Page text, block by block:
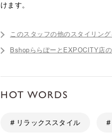
けます。
このスタッフの他のスタイリング
BshopららぽーとEXPOCITY店
HOT WORDS
# リラックススタイル #